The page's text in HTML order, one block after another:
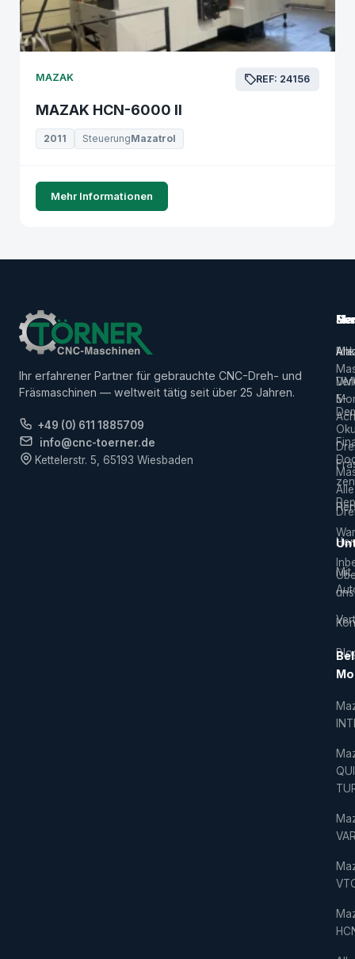
MAZAK REF: 24156
MAZAK HCN-6000 II
2011 SteuerungMazatrol
Mehr Informationen
Ihr erfahrener Partner für gebrauchte CNC-Dreh- und
Fräsmaschinen — weltweit tätig seit über 25 Jahren.
+49 (0) 611 1885709
info@cnc-toerner.de
Kettelerstr. 5, 65193 Wiesbaden
Alle
5-
Mit
Alle
uns